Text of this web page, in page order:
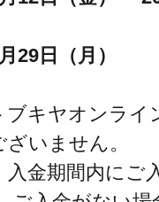
日（月）
ブキヤオンラ
いません。
入金期間内に